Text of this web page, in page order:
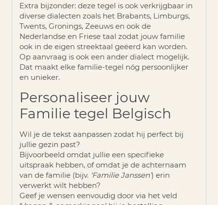
Extra bijzonder: deze tegel is ook verkrijgbaar in
diverse dialecten zoals het Brabants, Limburgs,
Twents, Gronings, Zeeuws en ook de
Nederlandse en Friese taal zodat jouw familie
ook in de eigen streektaal geëerd kan worden.
Op aanvraag is ook een ander dialect mogelijk.
Dat maakt elke familie-tegel nóg persoonlijker
en unieker.
Personaliseer jouw
Familie tegel Belgisch
Wil je de tekst aanpassen zodat hij perfect bij
jullie gezin past?
Bijvoorbeeld omdat jullie een specifieke
uitspraak hebben, of omdat je de achternaam
van de familie (bijv. ‘Familie Janssen’) erin
verwerkt wilt hebben?
Geef je wensen eenvoudig door via het veld